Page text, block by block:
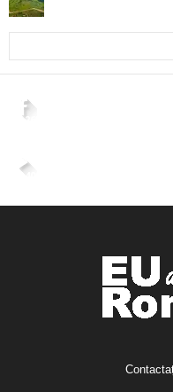
2,265
4,400